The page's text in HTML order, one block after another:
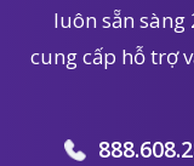
luôn sẵn
cung cấp hỗ trợ